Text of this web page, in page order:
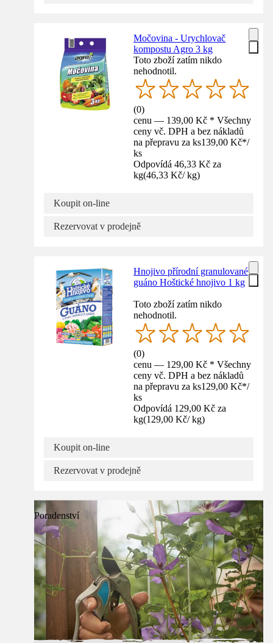
Močovina - Urychlovač
kompostu Agro 3 kg
Toto zboží zatím nikdo
nehodnotil.
(0)
cenu — 139,00 Kč * Všechny
ceny vč. DPH a bez nákladů
na přepravu za ks139,00 Kč*/
ks
Odpovídá 46,33 Kč za
kg(46,33 Kč/ kg)
Koupit on-line
Rezervovat v prodejně
Hnojivo přírodní granulované
guáno Hoštické hnojivo 1 kg
Toto zboží zatím nikdo
nehodnotil.
(0)
cenu — 129,00 Kč * Všechny
ceny vč. DPH a bez nákladů
na přepravu za ks129,00 Kč*/
ks
Odpovídá 129,00 Kč za
kg(129,00 Kč/ kg)
Koupit on-line
Rezervovat v prodejně
Poradenství